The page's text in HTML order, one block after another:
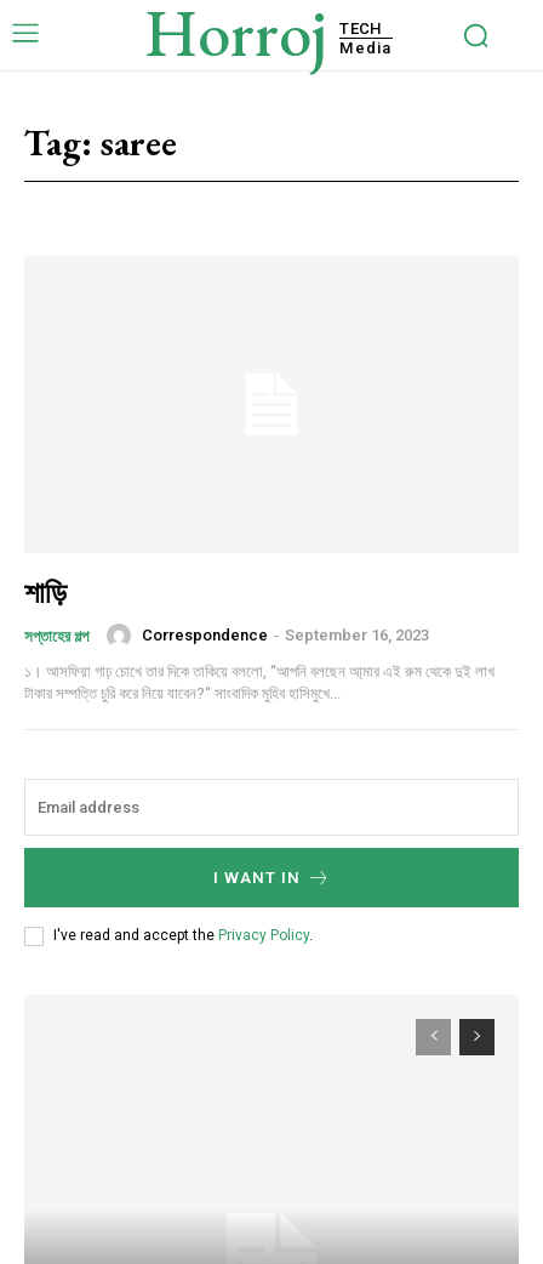
Horroj
TECH
Media
Tag: saree
শাড়ি
সপ্তাহের গল্প Correspondence - September 16, 2023
১। আসফিয়া গাঢ় চোখে তার দিকে তাকিয়ে বললো, “আপনি বলছেন আ্মার এই রুম থেকে দুই লাখ
টাকার সম্পত্তি চুরি করে নিয়ে যাবেন?“ সাংবাদিক মুহিব হাসিমুখে...
I WANT IN
I've read and accept the Privacy Policy.